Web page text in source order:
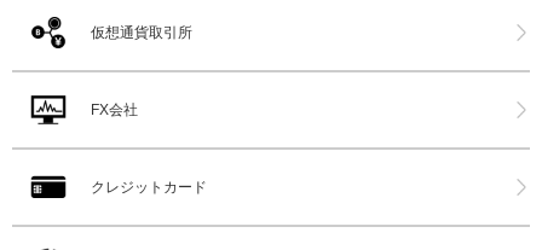
仮想通貨取引所
FX会社
クレジットカード